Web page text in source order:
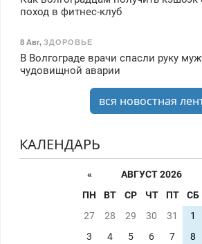
поход в фитнес-клуб
8 Авг, ЗДОРОВЬЕ
В Волгограде врачи спасли руку
чудовищной аварии
вся новостная
КАЛЕНДАРЬ
«
АВГУСТ 2026
ПН
ВТ СР ЧТ ПТ СБ
27
28 29 30 31 1
3
4 5 6 7 8